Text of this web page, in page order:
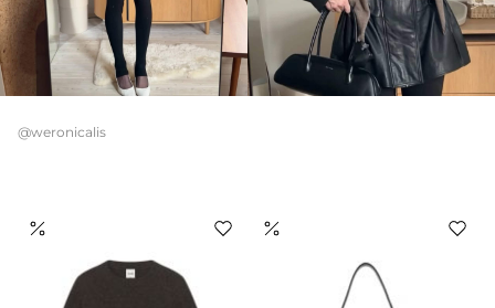
@weronicalis